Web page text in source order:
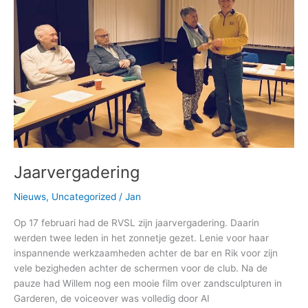
Jaarvergadering
Nieuws, Uncategorized / Jan
Op 17 februari had de RVSL zijn jaarvergadering. Daarin
werden twee leden in het zonnetje gezet. Lenie voor haar
inspannende werkzaamheden achter de bar en Rik voor zijn
vele bezigheden achter de schermen voor de club. Na de
pauze had Willem nog een mooie film over zandsculpturen in
Garderen, de voiceover was volledig door AI